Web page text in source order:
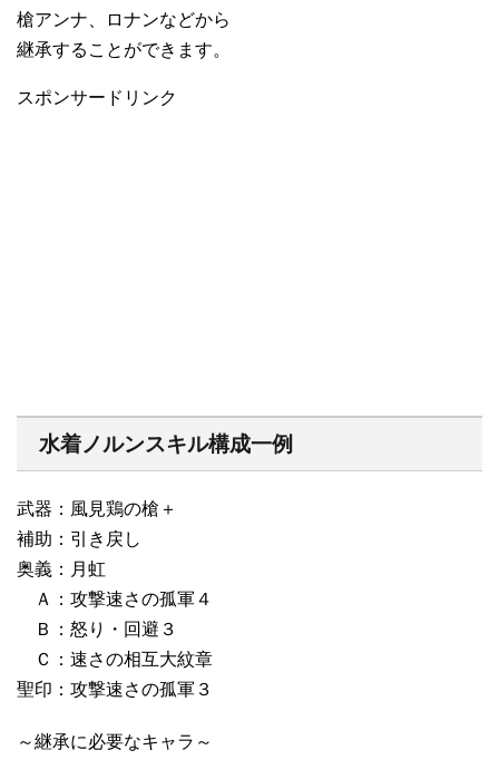
槍アンナ、ロナンなどから
継承することができます。
スポンサードリンク
水着ノルンスキル構成一例
武器：風見鶏の槍＋
補助：引き戻し
奥義：月虹
Ａ：攻撃速さの孤軍４
Ｂ：怒り・回避３
Ｃ：速さの相互大紋章
聖印：攻撃速さの孤軍３
～継承に必要なキャラ～